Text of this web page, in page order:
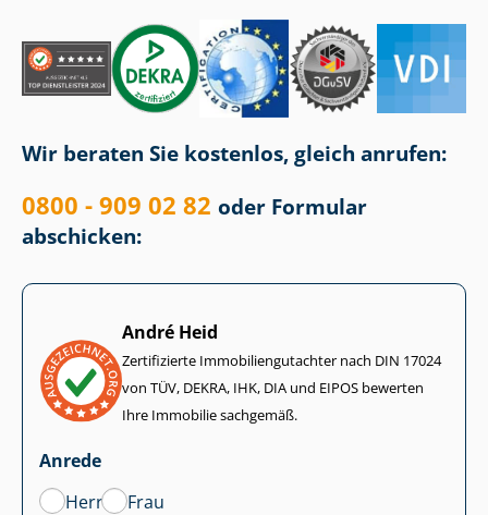
Wir beraten Sie kostenlos, gleich anrufen:
0800 - 909 02 82 oder Formular
abschicken:
André Heid
Zertifizierte Im­mo­bi­li­en­gut­ach­ter nach DIN 17024
von TÜV, DEKRA, IHK, DIA und EIPOS bewerten
Ihre Immobilie sachgemäß.
Anrede
Herr
Frau